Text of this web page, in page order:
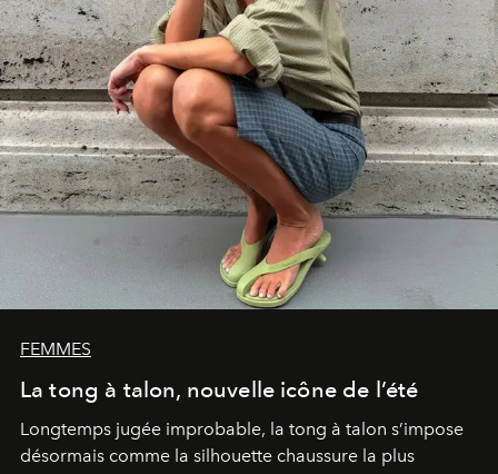
FEMMES
La tong à talon, nouvelle icône de l’été
Longtemps jugée improbable, la tong à talon s’impose
désormais comme la silhouette chaussure la plus